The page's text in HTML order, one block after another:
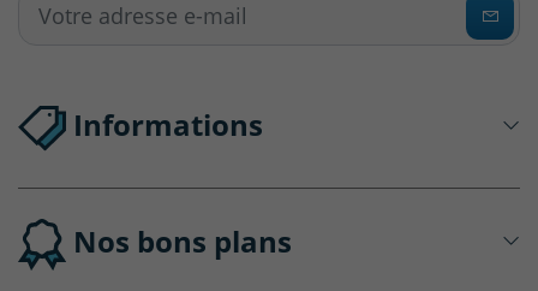
Informations
Nos bons plans